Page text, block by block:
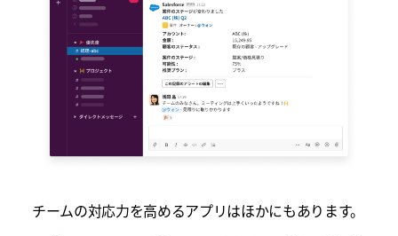
チームの対応力を高めるアプリはほかにもあります。